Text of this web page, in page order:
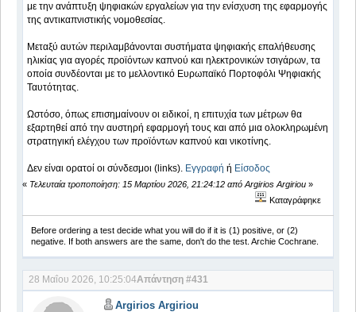
με την ανάπτυξη ψηφιακών εργαλείων για την ενίσχυση της εφαρμογής
της αντικαπνιστικής νομοθεσίας.
Μεταξύ αυτών περιλαμβάνονται συστήματα ψηφιακής επαλήθευσης
ηλικίας για αγορές προϊόντων καπνού και ηλεκτρονικών τσιγάρων, τα
οποία συνδέονται με το μελλοντικό Ευρωπαϊκό Πορτοφόλι Ψηφιακής
Ταυτότητας.
Ωστόσο, όπως επισημαίνουν οι ειδικοί, η επιτυχία των μέτρων θα
εξαρτηθεί από την αυστηρή εφαρμογή τους και από μια ολοκληρωμένη
στρατηγική ελέγχου των προϊόντων καπνού και νικοτίνης.
Δεν είναι ορατοί οι σύνδεσμοι (links). Εγγραφή ή Είσοδος
« Τελευταία τροποποίηση: 15 Μαρτίου 2026, 21:24:12 από Argirios Argiriou »
Καταγράφηκε
Before ordering a test decide what you will do if it is (1) positive, or (2)
negative. If both answers are the same, don't do the test. Archie Cochrane.
28 Μαΐου 2026, 10:25:04Απάντηση #431
Argirios Argiriou